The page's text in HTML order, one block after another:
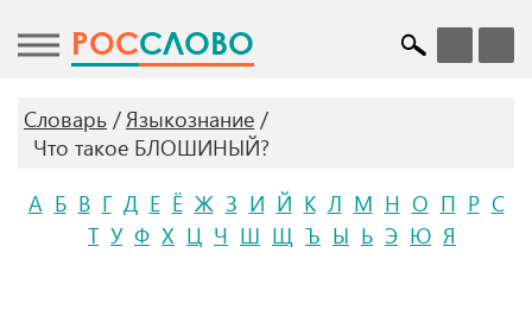
POCСЛОВО
Словарь
Языкознание
Что такое БЛОШИНЫЙ?
А Б В Г Д Е Ё Ж З И Й К Л М Н О П Р С
Т У Ф Х Ц Ч Ш Щ Ъ Ы Ь Э Ю Я